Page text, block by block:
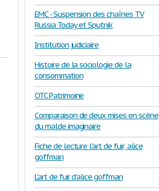
EMC - Suspension des chaînes TV
Russia Today et Sputnik
Institution judiciaire
Histoire de la sociologie de la
consommation
OTC Patrimoine
Comparaison de deux mises en scène
du malde imaginaire
Fiche de lecture l'art de fuir, alice
goffman
L’art de fuir d’alice goffman